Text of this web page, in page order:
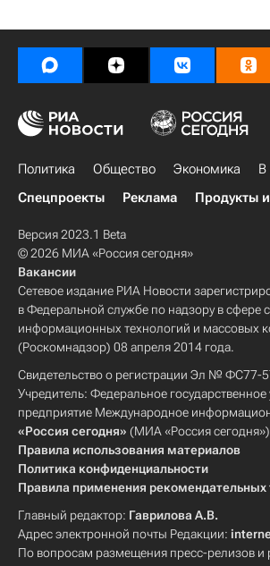
Политика Общество Экономика В
Спецпроекты
Реклама Продукты
Версия 2023.1 Beta
© 2026 МИА «Россия сегодня»
Вакансии
Сетевое издание РИА Новости
в Федеральной службе по надзору в сфере
информационных технологий и массовых
(Роскомнадзор) 08 апреля 2014 года.
Свидетельство о регистрации Эл № ФС77-
Учредитель: Федеральное государственное
предприятие Международное
«Россия сегодня» (МИА «Россия
Правила использования материалов
Политика конфиденциальности
Правила применения рекомендательных
Главный редактор: Гаврилова А.В.
Адрес электронной почты Редакции:
По вопросам размещения пресс-релизов и